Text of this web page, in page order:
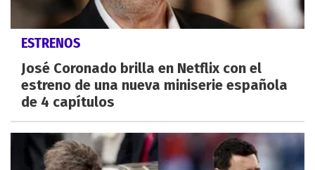
ESTRENOS
José Coronado brilla en Netflix con el
estreno de una nueva miniserie española
de 4 capítulos